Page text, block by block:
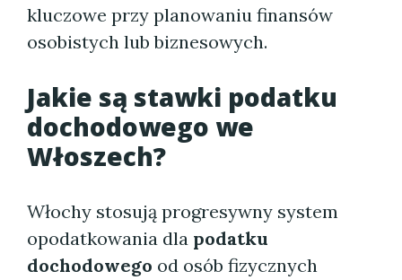
kluczowe przy planowaniu finansów
osobistych lub biznesowych.
Jakie są stawki podatku
dochodowego we
Włoszech?
Włochy stosują progresywny system
opodatkowania dla podatku
dochodowego od osób fizycznych